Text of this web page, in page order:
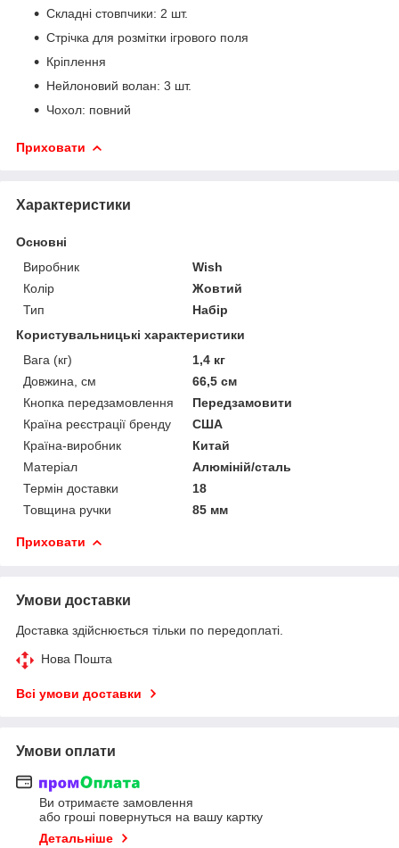
Складні стовпчики: 2 шт.
Стрічка для розмітки ігрового поля
Кріплення
Нейлоновий волан: 3 шт.
Чохол: повний
Приховати
Характеристики
Основні
Виробник
Wish
Колір
Жовтий
Тип
Набір
Користувальницькі характеристики
Вага (кг)
1,4 кг
Довжина, см
66,5 см
Кнопка передзамовлення
Передзамовити
Країна реєстрації бренду
США
Країна-виробник
Китай
Матеріал
Алюміній/сталь
Термін доставки
18
Товщина ручки
85 мм
Приховати
Умови доставки
Доставка здійснюється тільки по передоплаті.
Нова Пошта
Всі умови доставки
Умови оплати
Ви отримаєте замовлення
або гроші повернуться на вашу картку
Детальніше